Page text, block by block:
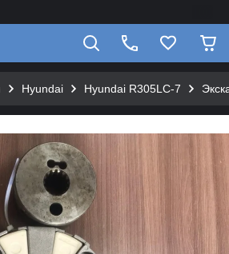
Hyundai Hyundai R305LC-7